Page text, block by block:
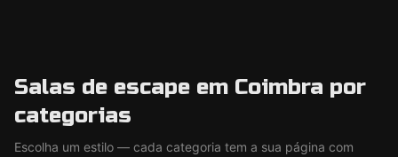
Salas de escape em Coimbra por
categorias
Escolha um estilo — cada categoria tem a sua página com